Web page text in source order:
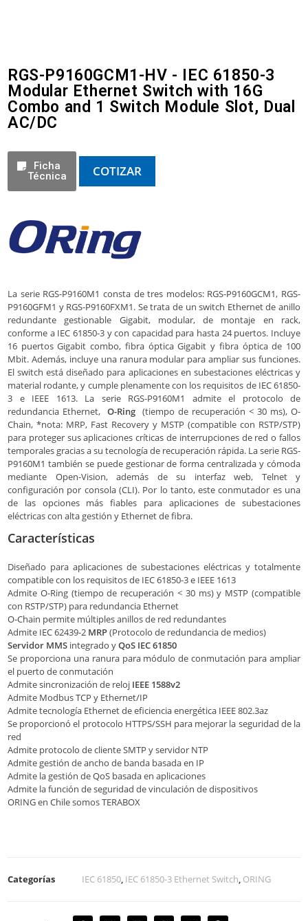
RGS-P9160GCM1-HV - IEC 61850-3
Modular Ethernet Switch with 16G
Combo and 1 Switch Module Slot, Dual
AC/DC
Ficha
Técnica
COTIZAR
La serie RGS-P9160M1 consta de tres modelos: RGS-P9160GCM1, RGS-
P9160GFM1 y RGS-P9160FXM1. Se trata de un switch Ethernet de anillo
redundante gestionable Gigabit, modular, de montaje en rack,
conforme a IEC 61850-3 y con capacidad para hasta 24 puertos. Incluye
16 puertos Gigabit combo, fibra óptica Gigabit y fibra óptica de 100
Mbit. Además, incluye una ranura modular para ampliar sus funciones.
El switch está diseñado para aplicaciones en subestaciones eléctricas y
material rodante, y cumple plenamente con los requisitos de IEC 61850-
3 e IEEE 1613. La serie RGS-P9160M1 admite el protocolo de
redundancia Ethernet, O-Ring (tiempo de recuperación < 30 ms), O-
Chain, *nota: MRP, Fast Recovery y MSTP (compatible con RSTP/STP)
para proteger sus aplicaciones críticas de interrupciones de red o fallos
temporales gracias a su tecnología de recuperación rápida. La serie RGS-
P9160M1 también se puede gestionar de forma centralizada y cómoda
mediante Open-Vision, además de su interfaz web, Telnet y
configuración por consola (CLI). Por lo tanto, este conmutador es una
de las opciones más fiables para aplicaciones de subestaciones
eléctricas con alta gestión y Ethernet de fibra.
Características
Diseñado para aplicaciones de subestaciones eléctricas y totalmente
compatible con los requisitos de IEC 61850-3 e IEEE 1613
Admite O-Ring (tiempo de recuperación < 30 ms) y MSTP (compatible
con RSTP/STP) para redundancia Ethernet
O-Chain permite múltiples anillos de red redundantes
Admite IEC 62439-2 MRP(Protocolo de redundancia de medios)
Servidor MMS integrado yQoS IEC 61850
Se proporciona una ranura para módulo de conmutación para ampliar
el puerto de conmutación
Admite sincronización de reloj IEEE 1588v2
Admite Modbus TCP y Ethernet/IP
Admite tecnología Ethernet de eficiencia energética IEEE 802.3az
Se proporcionó el protocolo HTTPS/SSH para mejorar la seguridad de la
red
Admite protocolo de cliente SMTP y servidor NTP
Admite gestión de ancho de banda basada en IP
Admite la gestión de QoS basada en aplicaciones
Admite la función de seguridad de vinculación de dispositivos
ORING en Chile somos TERABOX
Categorías IEC 61850 IEC 61850-3 Ethernet Switch ORING